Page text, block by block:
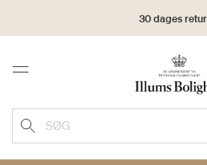
30 dages
Menu
SØG